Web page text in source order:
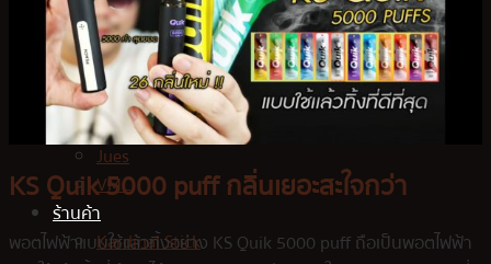
KS Kurve Lite
KS Xense
Relx Infinity Plus
Relx Zero
Infy Series
Jues
VMC
ร้านค้า
Kardinal Stick
KS Quik 5000 puff กลิ่นเยอะสะใจกว่า
พอตไฟฟ้าแบบใช้แล้วทิ้งอย่าง KS Quik 5000 puff ถือเป็นพอตไฟฟ้า